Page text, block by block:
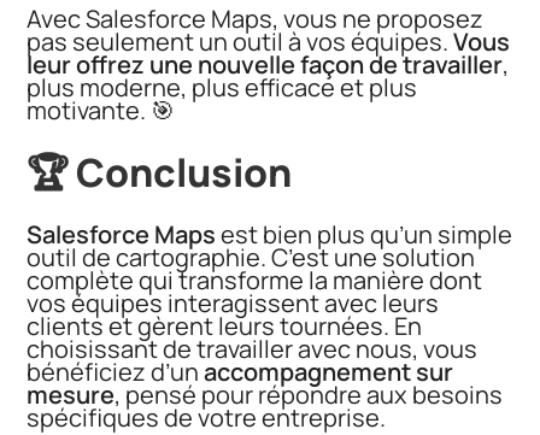
Avec Salesforce Maps, vous ne proposez
pas seulement un outil à vos équipes.Vous
leur offrez une nouvelle façon de travailler,
plus moderne, plus efficace et plus
motivante. 🎯
🏆 Conclusion
Salesforce Mapsest bien plus qu’un simple
outil de cartographie. C’est une solution
complète qui transforme la manière dont
vos équipes interagissent avec leurs
clients et gèrent leurs tournées. En
choisissant de travailler avec nous, vous
bénéficiez d’unaccompagnement sur
mesure, pensé pour répondre aux besoins
spécifiques de votre entreprise.